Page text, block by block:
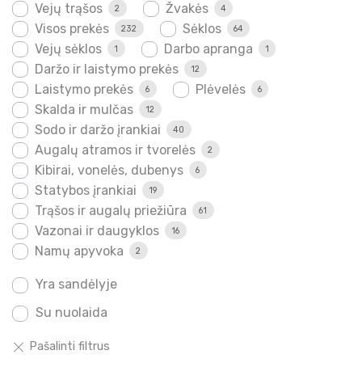
Vejų trąšos 2 Žvakės 4
Visos prekės 232 Sėklos 64
Vejų sėklos 1 Darbo apranga 1
Daržo ir laistymo prekės 12
Laistymo prekės 6 Plėvelės 6
Skalda ir mulčas 12
Sodo ir daržo įrankiai 40
Augalų atramos ir tvorelės 2
Kibirai, vonelės, dubenys 6
Statybos įrankiai 19
Trąšos ir augalų priežiūra 61
Vazonai ir daugyklos 16
Namų apyvoka 2
Yra sandėlyje
Su nuolaida